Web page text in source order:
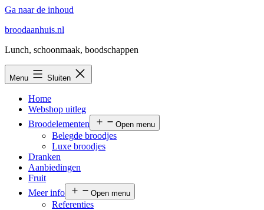
Ga naar de inhoud
broodaanhuis.nl
Lunch, schoonmaak, boodschappen
Menu Sluiten
Home
Webshop uitleg
Broodelementen
Open menu
Belegde broodjes
Luxe broodjes
Dranken
Aanbiedingen
Fruit
Meer info
Open menu
Referenties